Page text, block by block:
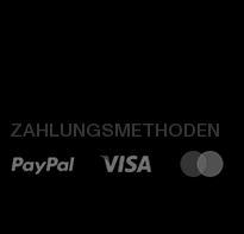
ZAHLUNGSMETHODEN